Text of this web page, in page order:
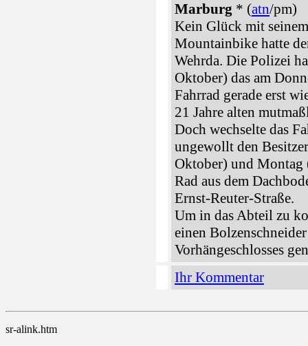
Marburg * (atn/pm)
Kein Glück mit
Mountainbike hatte
Wehrda. Die Polizei
Oktober) das am
Fahrrad gerade erst
21 Jahre alten
Doch wechselte das
ungewollt den
Oktober) und Montag
Rad aus dem
Ernst-Reuter-Straße.
Um in das Abteil zu
einen
Vorhängeschlosses
Ihr Kommentar
sr-alink.htm